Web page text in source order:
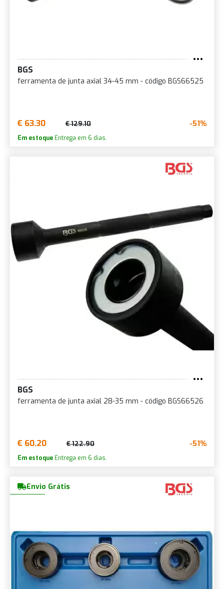
BGS
ferramenta de junta axial 34-45 mm - código BGS66525
€ 63.30 € 129.10 -51%
Em estoque Entrega em 6 dias.
BGS
ferramenta de junta axial 28-35 mm - código BGS66526
€ 60.20 € 122.90 -51%
Em estoque Entrega em 6 dias.
Envio Grátis